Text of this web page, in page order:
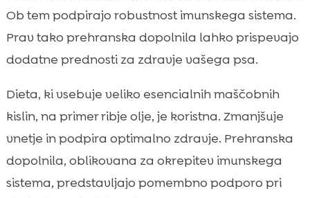
Ob tem podpirajo robustnost imunskega sistema.
Prav tako prehranska dopolnila lahko prispevajo
dodatne prednosti za zdravje vašega psa.
Dieta, ki vsebuje veliko esencialnih maščobnih
kislin, na primer ribje olje, je koristna. Zmanjšuje
vnetje in podpira optimalno zdravje. Prehranska
dopolnila, oblikovana za okrepitev imunskega
sistema, predstavljajo pomembno podporo pri